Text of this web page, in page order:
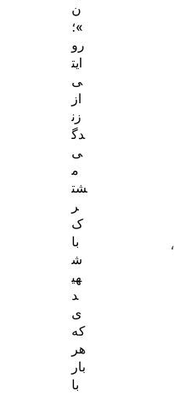
ن
»؛
رو
ایت
ی
از
زن
دگ
ی
م
شت
ر
ک
با
ش
هی
د
ی
که
هر
بار
با